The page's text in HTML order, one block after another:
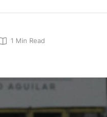
1 Min Read